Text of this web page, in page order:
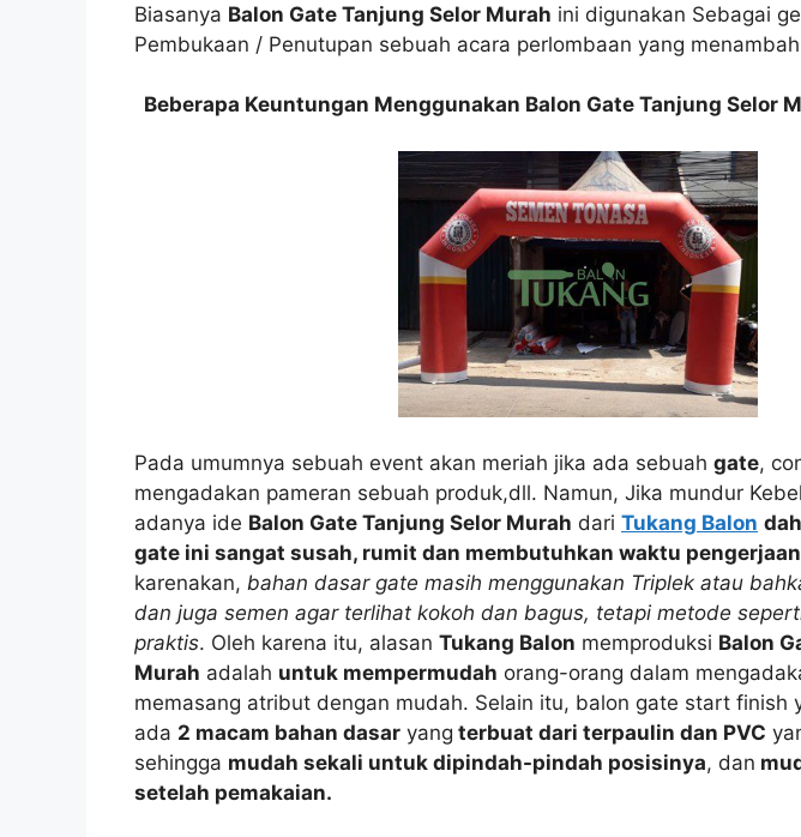
Biasanya Balon Gate Tanjung Selor Murah ini digunakan Sebagai
Pembukaan / Penutupan sebuah acara perlombaan yang
Beberapa Keuntungan Menggunakan Balon Gate Tanjung Selor
Pada umumnya sebuah event akan meriah jika ada sebuah gate,
mengadakan pameran sebuah produk,dll. Namun, Jika mundur
adanya ide Balon Gate Tanjung Selor Murah dari Tukang Balon
gate ini sangat susah, rumit dan membutuhkan waktu
karenakan, bahan dasar gate masih menggunakan Triplek atau
dan juga semen agar terlihat kokoh dan bagus, tetapi metode
praktis. Oleh karena itu, alasan Tukang Balon memproduksi Balon
Murah adalah untuk mempermudah orang-orang dalam
memasang atribut dengan mudah. Selain itu, balon gate start finish
ada 2 macam bahan dasar yang terbuat dari terpaulin dan PVC
sehingga mudah sekali untuk dipindah-pindah posisinya, dan
setelah pemakaian.